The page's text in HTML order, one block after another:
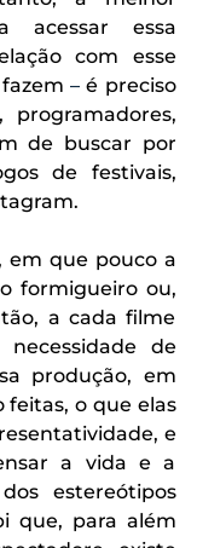
acessar essa
com esse
– é preciso
programadores,
de buscar por
de festivais,
em que pouco a
formigueiro ou,
a cada filme
de
produção, em
feitas, o que elas
e
a vida e a
estereótipos
que, para além